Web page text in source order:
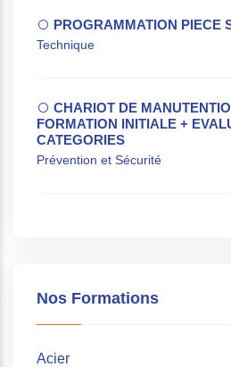
PROGRAMMATION PIECE
Technique
CHARIOT DE
FORMATION INITIALE +
CATEGORIES
Prévention et Sécurité
Nos Formations
Acier